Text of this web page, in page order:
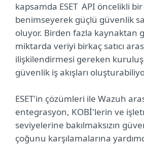
kapsamda ESET API öncelikli bir
benimseyerek güçlü güvenlik
oluyor. Birden fazla kaynaktan
miktarda veriyi birkaç satıcı
ilişkilendirmesi gereken
güvenlik iş akışları
ESET'in çözümleri ile Wazuh
entegrasyon, KOBİ'lerin ve
seviyelerine bakılmaksızın
çoğunu karşılamalarına